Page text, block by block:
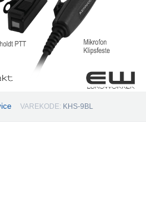
VAREKODE: KHS-9BL